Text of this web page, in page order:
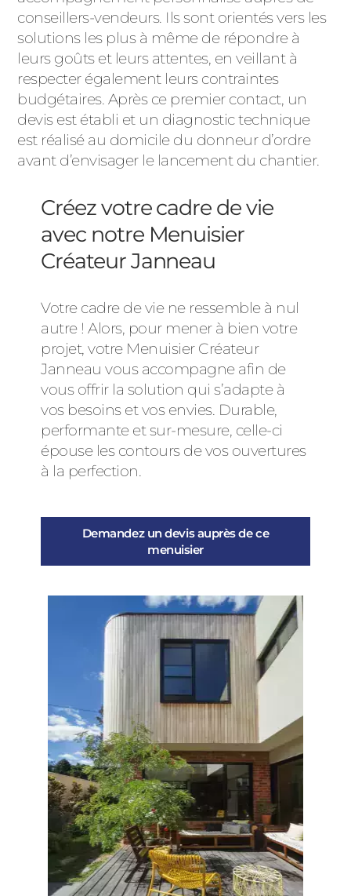
conseillers-vendeurs. Ils sont orientés vers les
solutions les plus à même de répondre à
leurs goûts et leurs attentes, en veillant à
respecter également leurs contraintes
budgétaires. Après ce premier contact, un
devis est établi et un diagnostic technique
est réalisé au domicile du donneur d’ordre
avant d’envisager le lancement du chantier.
Créez votre cadre de vie
avec notre Menuisier
Créateur Janneau
Votre cadre de vie ne ressemble à nul
autre ! Alors, pour mener à bien votre
projet, votre Menuisier Créateur
Janneau vous accompagne afin de
vous offrir la solution qui s’adapte à
vos besoins et vos envies. Durable,
performante et sur-mesure, celle-ci
épouse les contours de vos ouvertures
à la perfection.
Demandez un devis auprès de ce
menuisier